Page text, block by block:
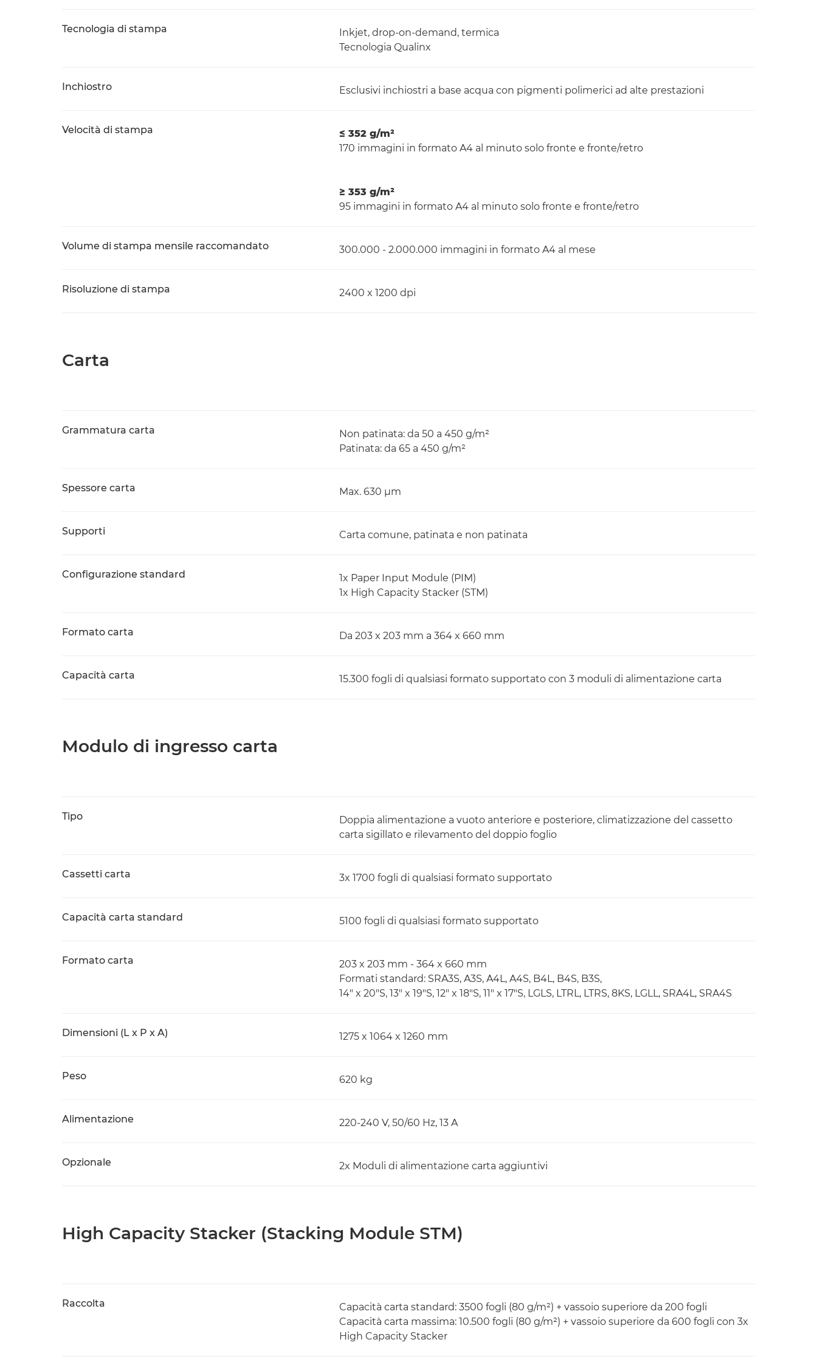
Tecnologia di stampa
Inkjet, drop-on-demand, termica
Tecnologia Qualinx
Inchiostro Esclusivi inchiostri a base acqua con pigmenti polimerici ad alte prestazioni
Velocità di stampa
≤ 352 g/m²
170 immagini in formato A4 al minuto solo fronte e fronte/retro
≥ 353 g/m²
95 immagini in formato A4 al minuto solo fronte e fronte/retro
Volume di stampa mensile raccomandato 300.000 - 2.000.000 immagini in formato A4 al mese
Risoluzione di stampa 2400 x 1200 dpi
Carta
Grammatura carta
Non patinata: da 50 a 450 g/m²
Patinata: da 65 a 450 g/m²
Spessore carta Max. 630 µm
Supporti Carta comune, patinata e non patinata
Configurazione standard
1x Paper Input Module (PIM)
1x High Capacity Stacker (STM)
Formato carta Da 203 x 203 mm a 364 x 660 mm
Capacità carta 15.300 fogli di qualsiasi formato supportato con 3 moduli di alimentazione carta
Modulo di ingresso carta
Tipo
Doppia alimentazione a vuoto anteriore e posteriore, climatizzazione del cassetto
carta sigillato e rilevamento del doppio foglio
Cassetti carta 3x 1700 fogli di qualsiasi formato supportato
Capacità carta standard 5100 fogli di qualsiasi formato supportato
Formato carta
203 x 203 mm - 364 x 660 mm
Formati standard: SRA3S, A3S, A4L, A4S, B4L, B4S, B3S,
14" x 20"S, 13" x 19"S, 12" x 18"S, 11" x 17"S, LGLS, LTRL, LTRS, 8KS, LGLL, SRA4L, SRA4S
Dimensioni (L x P x A) 1275 x 1064 x 1260 mm
Peso 620 kg
Alimentazione 220-240 V, 50/60 Hz, 13 A
Opzionale 2x Moduli di alimentazione carta aggiuntivi
High Capacity Stacker (Stacking Module STM)
Raccolta
Capacità carta standard: 3500 fogli (80 g/m²) + vassoio superiore da 200 fogli
Capacità carta massima: 10.500 fogli (80 g/m²) + vassoio superiore da 600 fogli con 3x
High Capacity Stacker